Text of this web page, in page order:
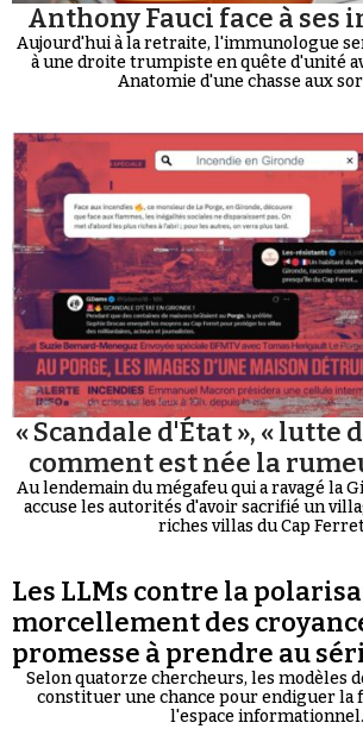
Anthony Fauci face à ses
Aujourd'hui à la retraite, l'immunologue
à une droite trumpiste en quête d'unité
Anatomie d'une chasse aux
« Scandale d'État », « lutte
comment est née la
Au lendemain du mégafeu qui a ravagé la
accuse les autorités d'avoir sacrifié un
riches villas du Cap
Les LLMs contre la
morcellement des
promesse à prendre au
Selon quatorze chercheurs, les modèles
constituer une chance pour endiguer la
l'espace informationnel.